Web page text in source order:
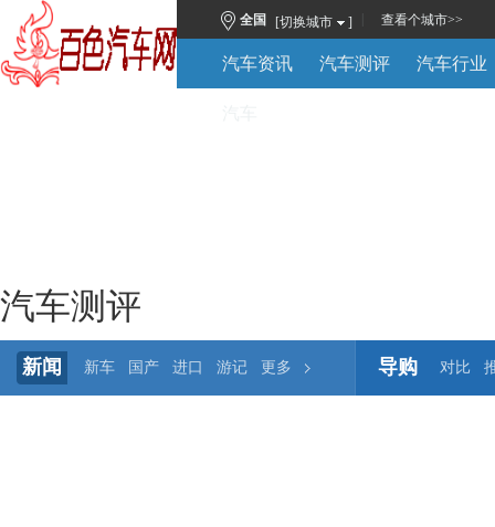
全国 [切换城市 ] 查看个城市>>
汽车资讯 汽车测评 汽车行业
汽车测评
新闻 新车 国产 进口 游记 更多 导购 对比